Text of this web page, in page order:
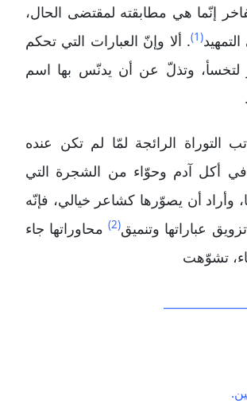
إنّما هي مطابقته لمقتضى الحال،
(1)
. ألا وإنّ العبارات التي تحكم
لتخسأ، وتذلّ عن أن يدنّس بها اسم
التوراة الرائجة لمّا لم تكن عنده
أكل آدم وحوّاء من الشجرة التي
وأراد أن يصوّرها كشاعر خيالي، فإنّه
عباراتها وتنميق(2)
محاوراتها جاء
تشوّهت